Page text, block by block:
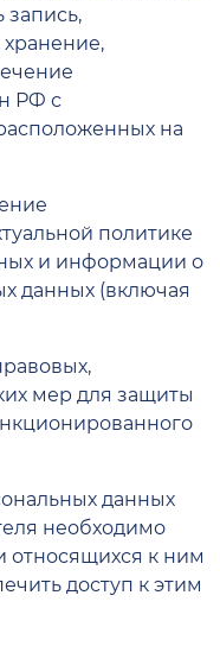
запись,
РФ с
на
политике
и информации о
данных (включая
мер для защиты
данных
необходимо
относящихся к ним
доступ к этим